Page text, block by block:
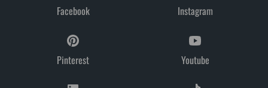
Facebook Instagram
Pinterest Youtube